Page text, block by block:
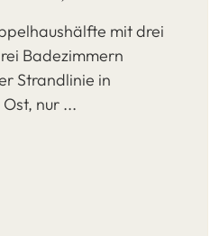
mit drei
Badezimmern
Strandlinie in
nur ...